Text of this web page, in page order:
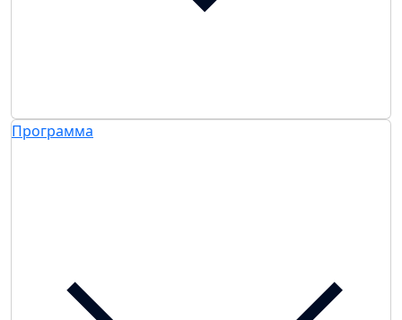
Программа